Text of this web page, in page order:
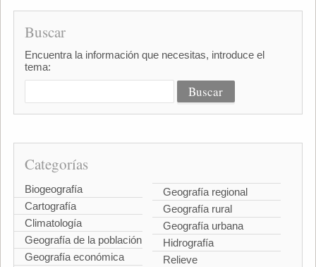
Buscar
Encuentra la información que necesitas, introduce el
tema:
Categorías
Biogeografía
Cartografía
Climatología
Geografía de la población
Geografía económica
Geografía regional
Geografía rural
Geografía urbana
Hidrografía
Relieve